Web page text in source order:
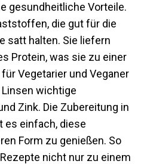
gesundheitliche Vorteile.
die gut für die
satt halten. Sie liefern
Protein, was sie zu einer
Vegetarier und Veganer
wichtige
Zink. Die Zubereitung in
es einfach, diese
Form zu genießen. So
nicht nur zu einem